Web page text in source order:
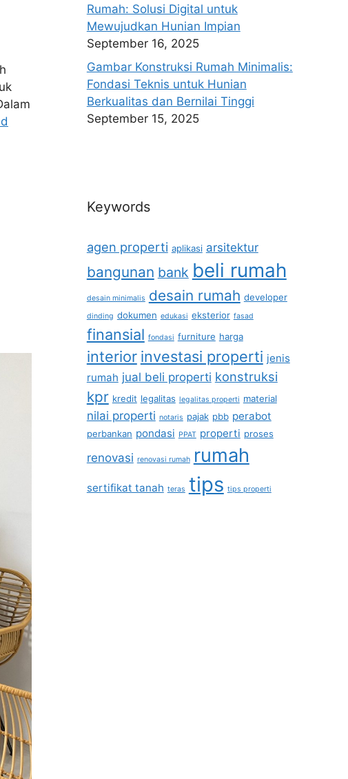
Rumah: Solusi Digital untuk
Mewujudkan Hunian Impian
September 16, 2025
Gambar Konstruksi Rumah Minimalis:
Fondasi Teknis untuk Hunian
Berkualitas dan Bernilai Tinggi
September 15, 2025
Keywords
agen properti aplikasi arsitektur
bangunan bank beli rumah
desain minimalis desain rumah developer
dinding dokumen edukasi eksterior fasad
finansial fondasi furniture harga
interior investasi properti jenis
rumah jual beli properti konstruksi
kpr kredit legalitas legalitas properti material
nilai properti notaris pajak pbb perabot
perbankan pondasi PPAT properti proses
renovasi renovasi rumah rumah
sertifikat tanah teras tips tips properti